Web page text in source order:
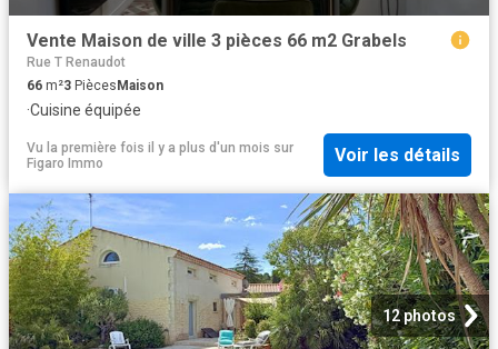
Vente Maison de ville 3 pièces 66 m2 Grabels
Rue T Renaudot
66 m²3 Pièces Maison
·Cuisine équipée
Vu la première fois il y a plus d'un mois sur
Figaro Immo
Voir les détails
12 photos